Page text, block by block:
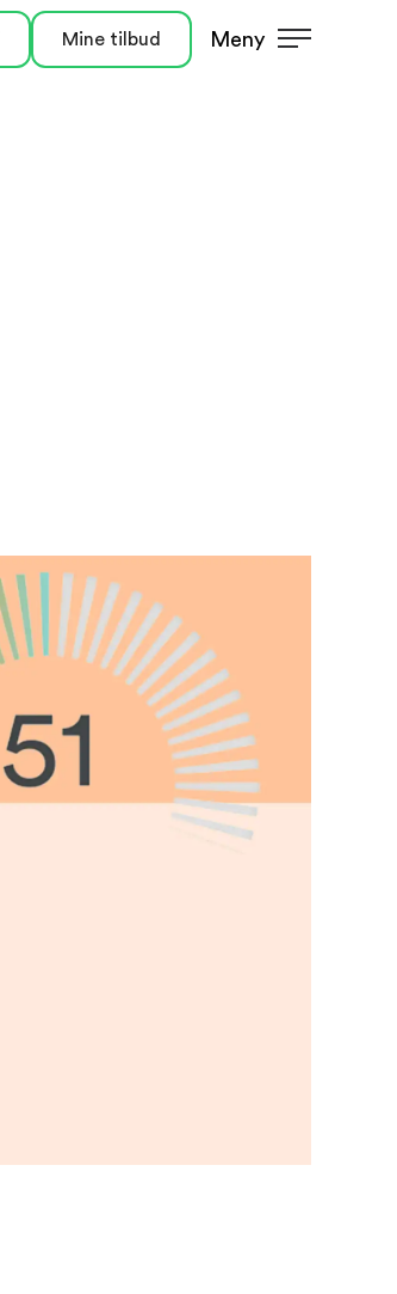
Mine tilbud Meny